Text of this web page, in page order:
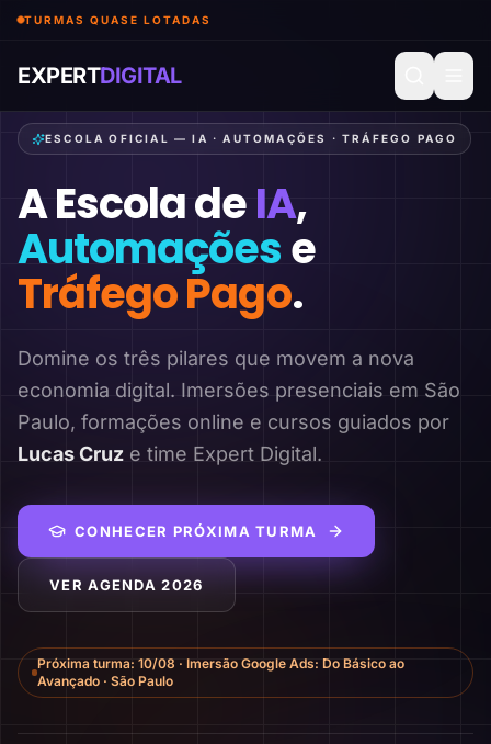
TURMAS QUASE LOTADAS
EXPERTDIGITAL
ESCOLA OFICIAL — IA · AUTOMAÇÕES · TRÁFEGO PAGO
A Escola deIA,
Automaçõese
Tráfego Pago.
Domine os três pilares que movem a nova
economia digital. Imersões presenciais em São
Paulo, formações online e cursos guiados por
Lucas Cruz e time Expert Digital.
CONHECER PRÓXIMA TURMA
VER AGENDA 2026
Próxima turma: 10/08 · Imersão Google Ads: Do Básico ao
Avançado · São Paulo